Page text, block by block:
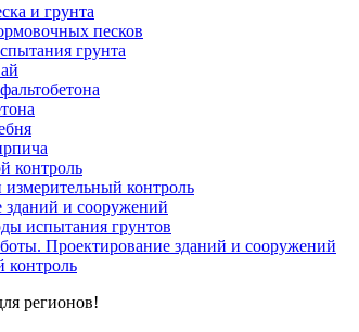
и грунта
песков
грунта
контроль
контроль
зданий и сооружений
испытания грунтов
Проектирование зданий и сооружений
контроль
регионов!